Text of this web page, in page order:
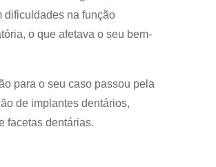
dificuldades na função
o que afetava o seu bem-
para o seu caso passou pela
de implantes dentários,
facetas dentárias.